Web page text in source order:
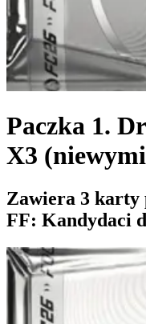
Paczka 1.
X3
Zawiera 3 karty
FF: Kandydaci